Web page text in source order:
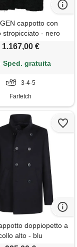
cappotto con
stropicciato - nero
1.167,00 €
Sped. gratuita
3-4-5
Farfetch
doppiopetto a
alto - blu